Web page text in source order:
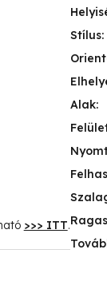
>>> ITT.
Stílus:
Alak: